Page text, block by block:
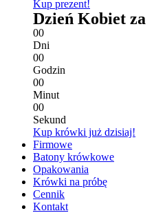
Kup prezent!
Dzień Kobiet za
00
Dni
00
Godzin
00
Minut
00
Sekund
Kup krówki już dzisiaj!
Firmowe
Batony krówkowe
Opakowania
Krówki na próbę
Cennik
Kontakt